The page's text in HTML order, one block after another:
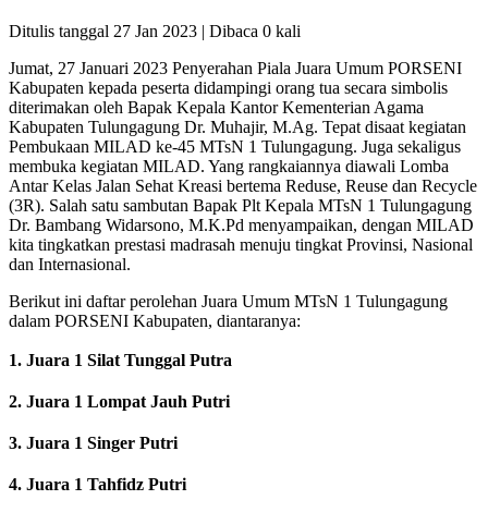
Ditulis tanggal 27 Jan 2023 | Dibaca 0 kali
Jumat, 27 Januari 2023 Penyerahan Piala Juara Umum PORSENI
Kabupaten kepada peserta didampingi orang tua secara simbolis
diterimakan oleh Bapak Kepala Kantor Kementerian Agama
Kabupaten Tulungagung Dr. Muhajir, M.Ag. Tepat disaat kegiatan
Pembukaan MILAD ke-45 MTsN 1 Tulungagung. Juga sekaligus
membuka kegiatan MILAD. Yang rangkaiannya diawali Lomba
Antar Kelas Jalan Sehat Kreasi bertema Reduse, Reuse dan Recycle
(3R). Salah satu sambutan Bapak Plt Kepala MTsN 1 Tulungagung
Dr. Bambang Widarsono, M.K.Pd menyampaikan, dengan MILAD
kita tingkatkan prestasi madrasah menuju tingkat Provinsi, Nasional
dan Internasional.
Berikut ini daftar perolehan Juara Umum MTsN 1 Tulungagung
dalam PORSENI Kabupaten, diantaranya:
1. Juara 1 Silat Tunggal Putra
2. Juara 1 Lompat Jauh Putri
3. Juara 1 Singer Putri
4. Juara 1 Tahfidz Putri